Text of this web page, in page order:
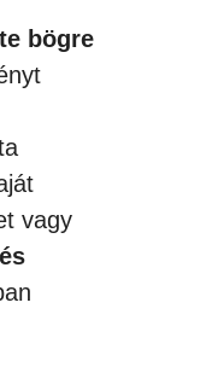
bögre
vagy